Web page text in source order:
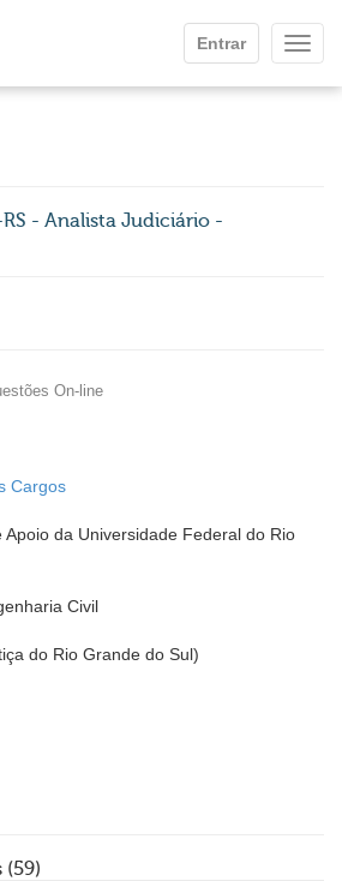
Entrar
RS - Analista Judiciário -
On-line
Cargos
Apoio da Universidade Federal do Rio
Civil
do Rio Grande do Sul)
(59)